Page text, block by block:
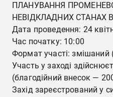
ПЛАНУВАННЯ
НЕВІДКЛАДНИХ СТАНАХ В
Дата проведення: 24
Час початку: 10:00
Формат участі:
Участь у заході
(благодійний внесок —
Захід зареєстрований у